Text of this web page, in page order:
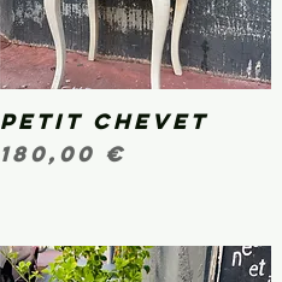
Aperçu rapide
Petit chevet
Prix
180,00 €